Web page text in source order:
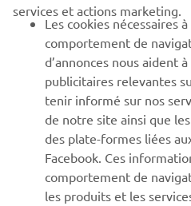
PLUS YAMAHA
SUPPORT
NEWSLETTER
Découvrez en exclusivité les
spéciaux, les nouveautés et bien
services et actions marketing.
Les cookies nécessaires
comportement de
d’annonces nous aident
publicitaires relevantes
tenir informé sur nos
de notre site ainsi que
des plate-formes liées
Facebook. Ces
comportement de
les produits et les